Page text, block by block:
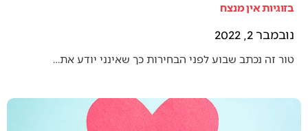
בזוגיות אין מנצח
נובמבר 2, 2022
טור זה נכתב שבוע לפני הבחירות כך שאינני יודע את…